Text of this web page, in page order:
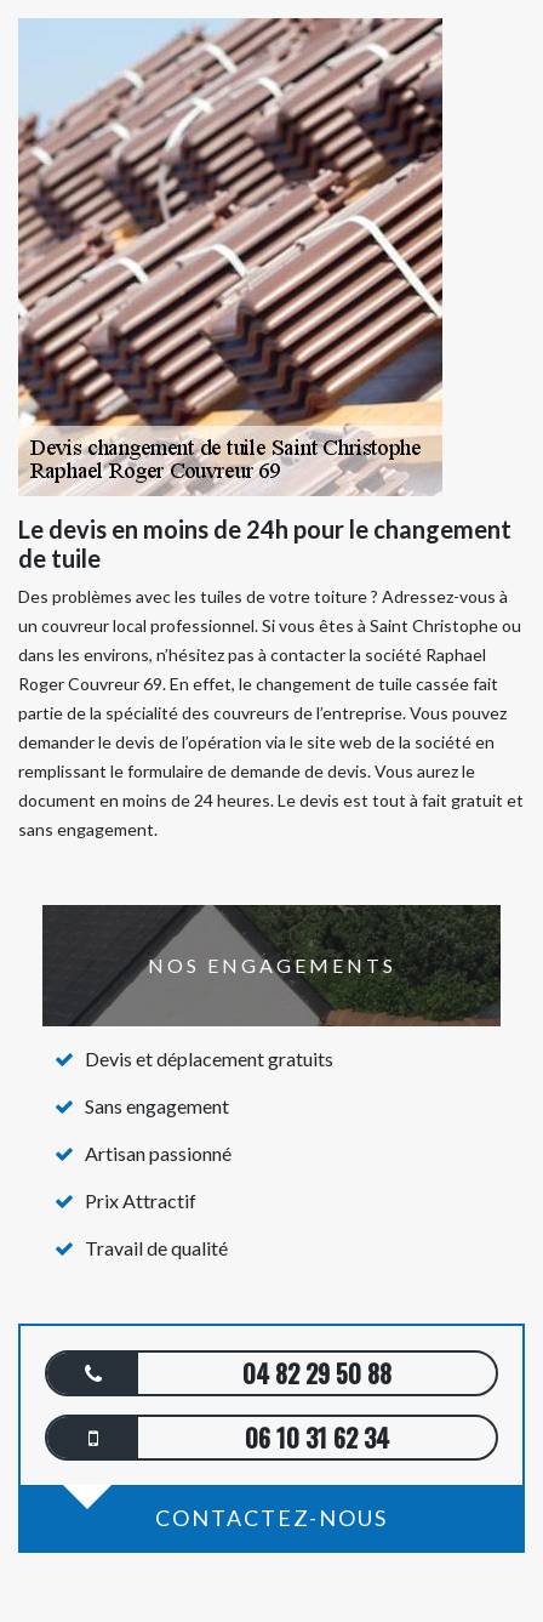
Le devis en moins de 24h pour le changement
de tuile
Des problèmes avec les tuiles de votre toiture ? Adressez-vous à
un couvreur local professionnel. Si vous êtes à Saint Christophe ou
dans les environs, n’hésitez pas à contacter la société Raphael
Roger Couvreur 69. En effet, le changement de tuile cassée fait
partie de la spécialité des couvreurs de l’entreprise. Vous pouvez
demander le devis de l’opération via le site web de la société en
remplissant le formulaire de demande de devis. Vous aurez le
document en moins de 24 heures. Le devis est tout à fait gratuit et
sans engagement.
NOS ENGAGEMENTS
Devis et déplacement gratuits
Sans engagement
Artisan passionné
Prix Attractif
Travail de qualité
04 82 29 50 88
06 10 31 62 34
CONTACTEZ-NOUS